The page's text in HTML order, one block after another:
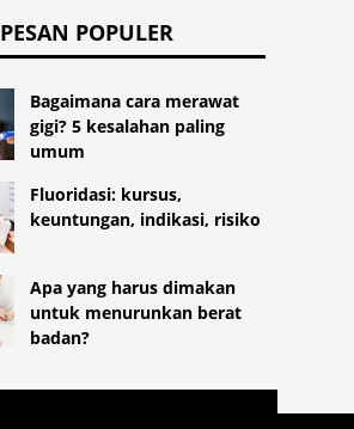
PESAN POPULER
Bagaimana cara merawat
gigi? 5 kesalahan paling
umum
Fluoridasi: kursus,
keuntungan, indikasi, risiko
Apa yang harus dimakan
untuk menurunkan berat
badan?